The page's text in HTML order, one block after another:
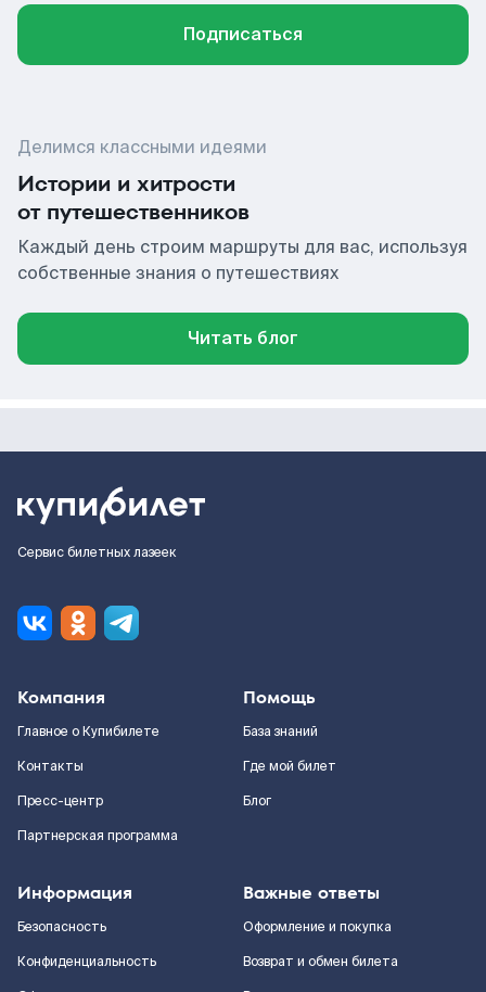
Подписаться
Делимся классными идеями
Истории и хитрости
от путешественников
Каждый день строим маршруты для вас, используя
собственные знания о путешествиях
Читать блог
Сервис билетных лазеек
Компания
Главное о Купибилете
Контакты
Пресс-центр
Партнерская программа
Помощь
База знаний
Где мой билет
Блог
Информация
Безопасность
Конфиденциальность
Важные ответы
Оформление и покупка
Возврат и обмен билета